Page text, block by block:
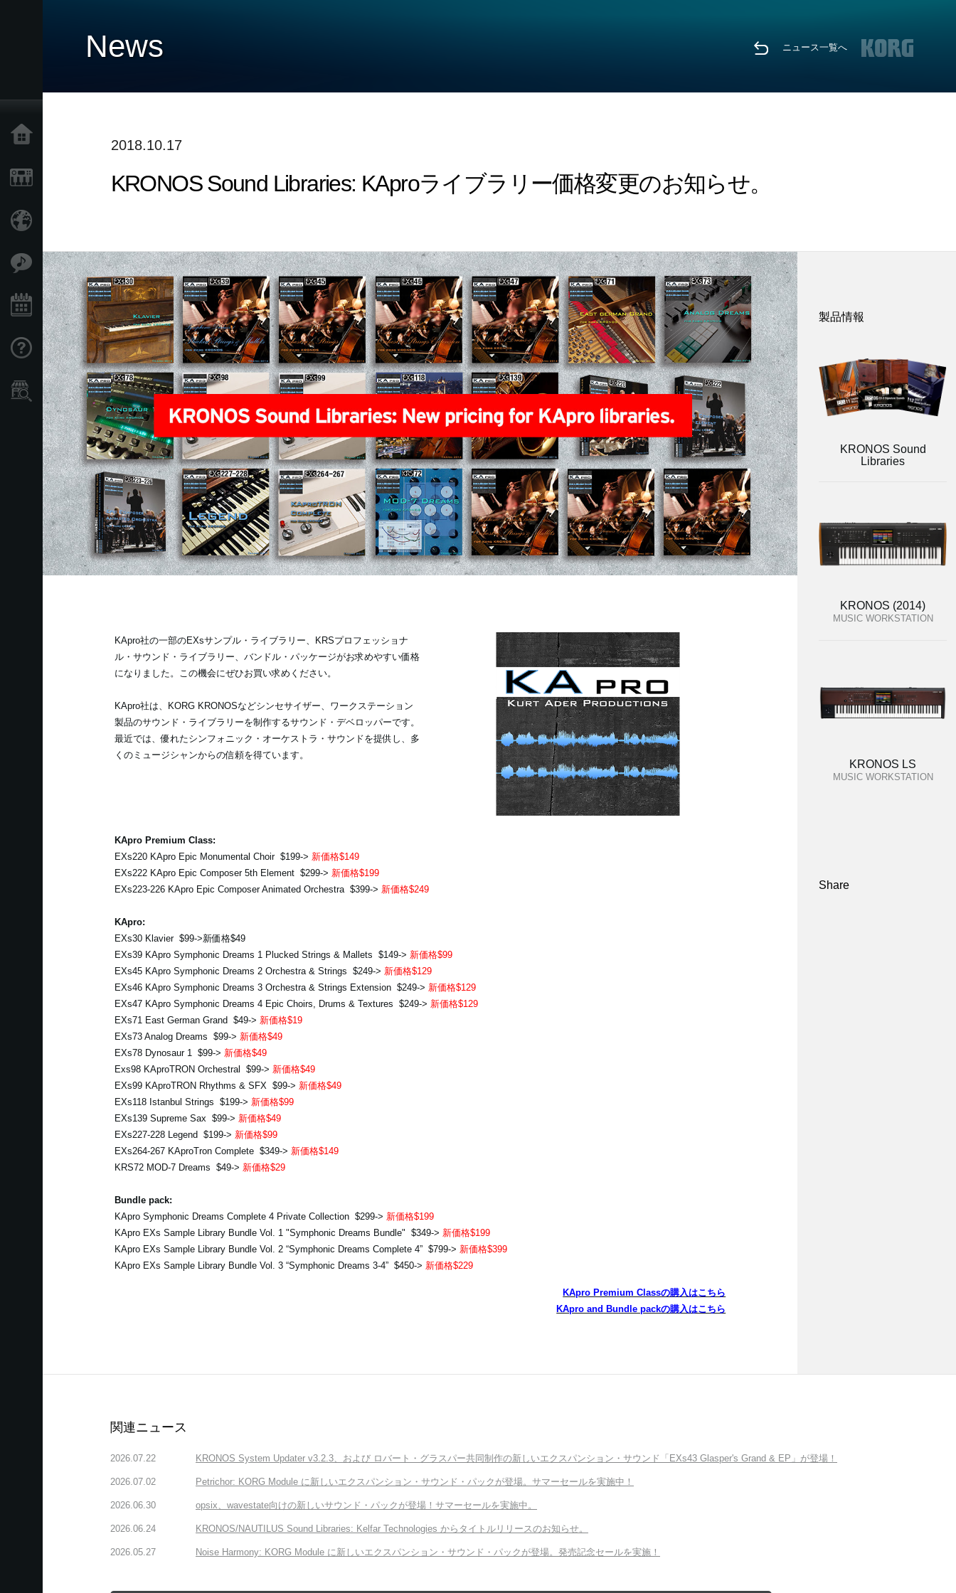
Features
Events
Support
Store Locator
News ニュース一覧へ
2018.10.17
KRONOS Sound Libraries: KAproライブラリー価格変更のお知らせ。
KApro社の一部のEXsサンプル・ライブラリー、KRSプロフェッショナ
ル・サウンド・ライブラリー、バンドル・パッケージがお求めやすい価格
になりました。この機会にぜひお買い求めください。
KApro社は、KORG KRONOSなどシンセサイザー、ワークステーション
製品のサウンド・ライブラリーを制作するサウンド・デベロッパーです。
最近では、優れたシンフォニック・オーケストラ・サウンドを提供し、多
くのミュージシャンからの信頼を得ています。
KApro Premium Class:
EXs220 KApro Epic Monumental Choir $199-> 新価格$149
EXs222 KApro Epic Composer 5th Element $299-> 新価格$199
EXs223-226 KApro Epic Composer Animated Orchestra $399-> 新価格$249
KApro:
EXs30 Klavier $99->新価格$49
EXs39 KApro Symphonic Dreams 1 Plucked Strings & Mallets $149-> 新価格$99
EXs45 KApro Symphonic Dreams 2 Orchestra & Strings $249-> 新価格$129
EXs46 KApro Symphonic Dreams 3 Orchestra & Strings Extension $249-> 新価格$129
EXs47 KApro Symphonic Dreams 4 Epic Choirs, Drums & Textures $249-> 新価格$129
EXs71 East German Grand $49-> 新価格$19
EXs73 Analog Dreams $99-> 新価格$49
EXs78 Dynosaur 1 $99-> 新価格$49
Exs98 KAproTRON Orchestral $99-> 新価格$49
EXs99 KAproTRON Rhythms & SFX $99-> 新価格$49
EXs118 Istanbul Strings $199-> 新価格$99
EXs139 Supreme Sax $99-> 新価格$49
EXs227-228 Legend $199-> 新価格$99
EXs264-267 KAproTron Complete $349-> 新価格$149
KRS72 MOD-7 Dreams $49-> 新価格$29
Bundle pack:
KApro Symphonic Dreams Complete 4 Private Collection $299-> 新価格$199
KApro EXs Sample Library Bundle Vol. 1 "Symphonic Dreams Bundle" $349-> 新価格$199
KApro EXs Sample Library Bundle Vol. 2 “Symphonic Dreams Complete 4” $799-> 新価格$399
KApro EXs Sample Library Bundle Vol. 3 “Symphonic Dreams 3-4” $450-> 新価格$229
KApro Premium Classの購入はこちら
KApro and Bundle packの購入はこちら
製品情報
KRONOS Sound
Libraries
KRONOS (2014)
MUSIC WORKSTATION
KRONOS LS
MUSIC WORKSTATION
Share
関連ニュース
2026.07.22 KRONOS System Updater v3.2.3、および ロバート・グラスパー共同制作の新しいエクスパンション・サウンド「EXs43 Glasper's Grand & EP」が登場！
2026.07.02 Petrichor: KORG Module に新しいエクスパンション・サウンド・パックが登場。サマーセールを実施中！
2026.06.30 opsix、wavestate向けの新しいサウンド・パックが登場！サマーセールを実施中。
2026.06.24 KRONOS/NAUTILUS Sound Libraries: Kelfar Technologies からタイトルリリースのお知らせ。
2026.05.27 Noise Harmony: KORG Module に新しいエクスパンション・サウンド・パックが登場。発売記念セールを実施！